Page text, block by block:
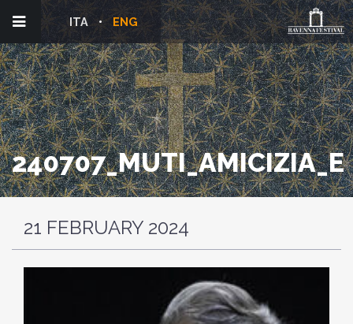
ENG
ITA
240707_MUTI_AMICIZIA_E
21 FEBRUARY 2024